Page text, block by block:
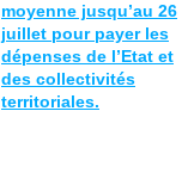
moyenne jusqu’au 26
juillet pour payer les
dépenses de l’Etat et
des collectivités
territoriales.